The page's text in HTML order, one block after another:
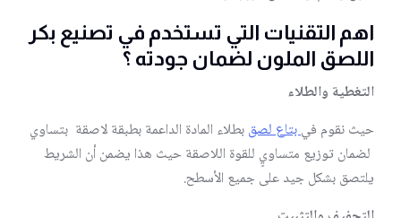
اهم التقنيات التي تستخدم في تصنيع بكر
اللصق الملون لضمان جودته ؟
التغطية والطلاء
حيث نقوم فيبتاع لصقبطلاء المادة الداعمة بطبقة لاصقة بتساوي
لضمان توزيع متساويٍ للقوة اللاصقة حيث هذا يضمن أن الشريط
يلتصق بشكل جيد على جميع الأسطح.